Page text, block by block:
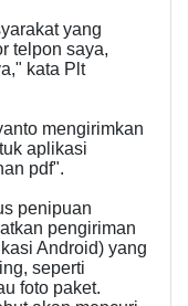
yang
telpon saya,
kata Plt
mengirimkan
aplikasi
pdf".
penipuan
pengiriman
Android) yang
seperti
foto paket.